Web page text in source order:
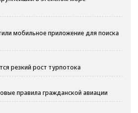
мобильное приложение для поиска
резкий рост турпотока
правила гражданской авиации